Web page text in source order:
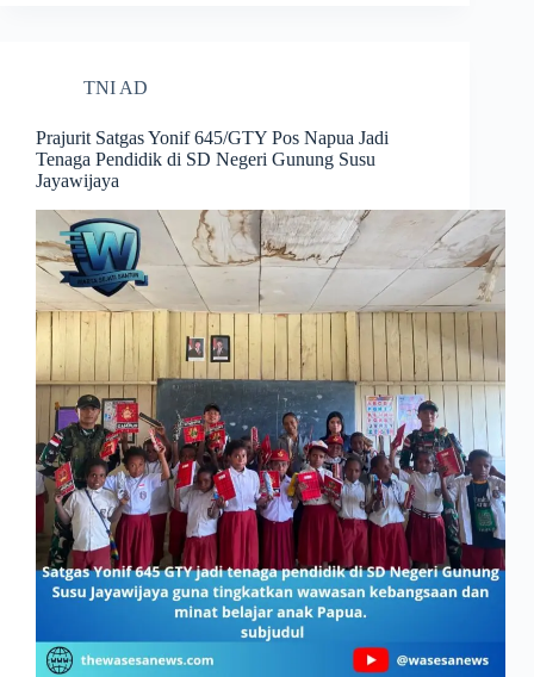
TNI AD
Prajurit Satgas Yonif 645/GTY Pos Napua Jadi
Tenaga Pendidik di SD Negeri Gunung Susu
Jayawijaya